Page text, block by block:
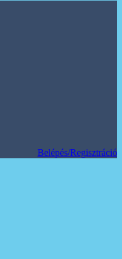
Belépés/Regisztráció